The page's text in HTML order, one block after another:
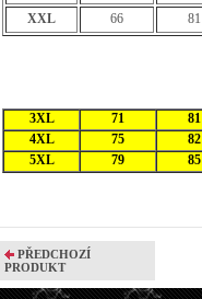
XXL
66 81
3XL 71
81
4XL
75
82
5XL
79 85
PŘEDCHOZÍ
PRODUKT